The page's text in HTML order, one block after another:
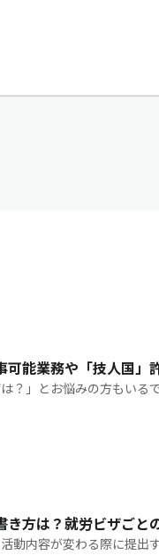
能業務や「技人国」
？」とお悩みの方もいる
き方は？就労ビザごと
動内容が変わる際に提出